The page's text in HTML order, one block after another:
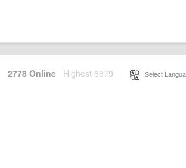
2778 Online Highest 6679 Select